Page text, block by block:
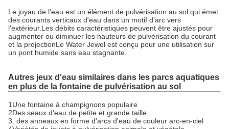
Le joyau de l'eau est un élément de pulvérisation au sol qui émet
des courants verticaux d'eau dans un motif d'arc vers
l'extérieur.Les débits caractéristiques peuvent être ajustés pour
augmenter ou diminuer les hauteurs de pulvérisation du courant
et la projectionLe Water Jewel est conçu pour une utilisation sur
un pont humide sans eau stagnante.
Autres jeux d'eau similaires dans les parcs aquatiques
en plus de la fontaine de pulvérisation au sol
1Une fontaine à champignons populaire
2Des seaux d'eau de petite et grande taille
3. des anneaux en forme d'arcs d'eau de couleur arc-en-ciel